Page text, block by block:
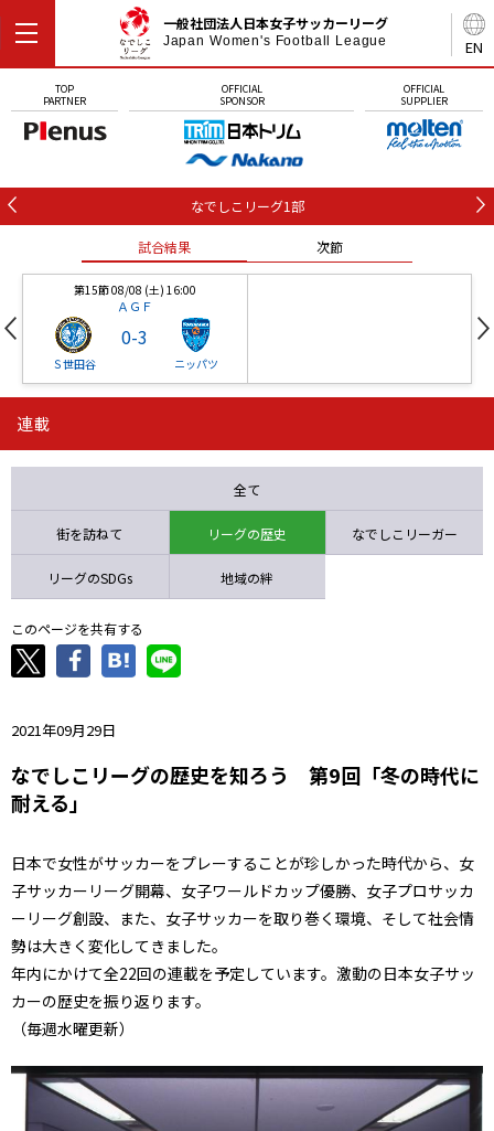
EN
一般社団法人日本女子サッカーリーグ
Japan Women's Football League
TOP
PARTNER
OFFICIAL
SPONSOR
OFFICIAL
SUPPLIER
なでしこリーグ1部
試合結果 次節
第15節 08/08 (土) 16:00
ＡＧＦ
Ｓ世田谷
0-3
ニッパツ
ニッパツ
名古屋
石人の星
静岡
連載
全て
街を訪ねて リーグの歴史 なでしこリーガー
リーグのSDGs 地域の絆
このページを共有する
2021年09月29日
なでしこリーグの歴史を知ろう 第9回「冬の時代に
耐える」
日本で女性がサッカーをプレーすることが珍しかった時代から、女
子サッカーリーグ開幕、女子ワールドカップ優勝、女子プロサッカ
ーリーグ創設、また、女子サッカーを取り巻く環境、そして社会情
勢は大きく変化してきました。
年内にかけて全22回の連載を予定しています。激動の日本女子サッ
カーの歴史を振り返ります。
（毎週水曜更新）